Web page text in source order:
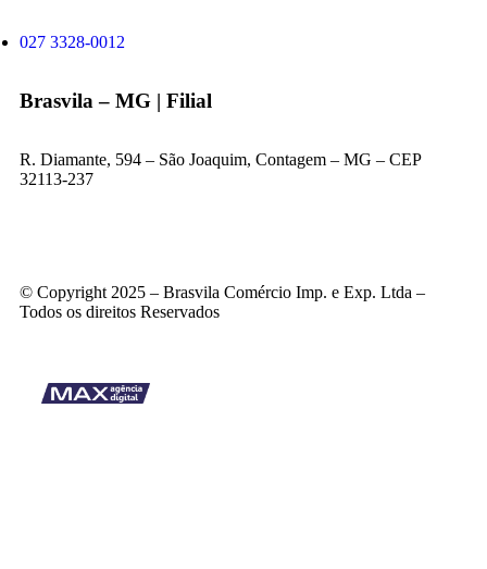
027 3328-0012
Brasvila – MG | Filial
R. Diamante, 594 – São Joaquim, Contagem – MG – CEP
32113-237
© Copyright 2025 – Brasvila Comércio Imp. e Exp. Ltda –
Todos os direitos Reservados